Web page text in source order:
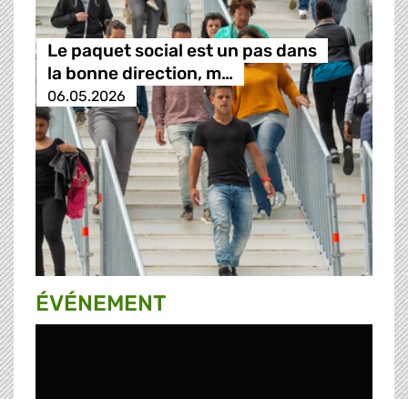
Le paquet social est un pas dans
la bonne direction, m…
06.05.2026
ÉVÉNEMENT